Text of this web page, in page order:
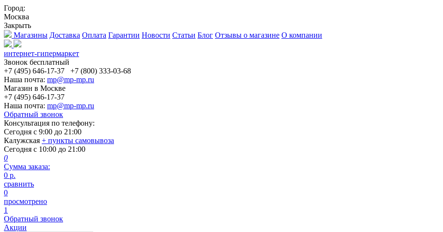
Город:
Москва
Закрыть
Магазины Доставка Оплата Гарантии Новости Статьи Блог Отзывы о магазине О компании
интернет-гипермаркет
Звонок бесплатный
+7 (495) 646-17-37
+7 (800) 333-03-68
Наша почта: mp@mp-mp.ru
Магазин в Москве
+7 (495) 646-17-37
Наша почта: mp@mp-mp.ru
Обратный звонок
Консультация по телефону:
Сегодня с 9:00 до 21:00
Калужская + пункты самовывоза
Сегодня с 10:00 до 21:00
0
Сумма заказа:
0 р.
сравнить
0
просмотрено
1
Обратный звонок
Акции